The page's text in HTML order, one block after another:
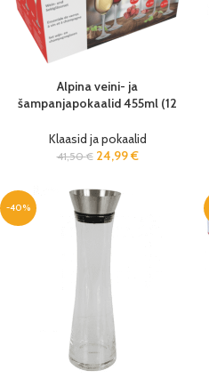
Alpina veini- ja
šampanjapokaalid 455ml (12
Klaasid ja pokaalid
41,50€ 24,99€
-40%